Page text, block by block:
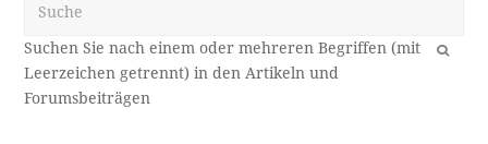
OK